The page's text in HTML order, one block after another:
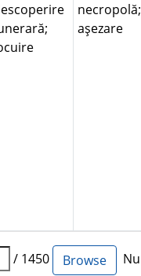
necropolă;
aşezare
/ 1450